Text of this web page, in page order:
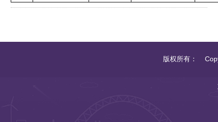
版权所有：